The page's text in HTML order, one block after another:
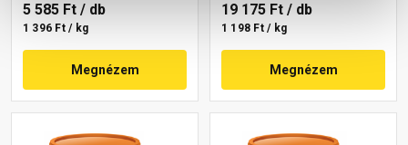
5 585 Ft / db
1 396 Ft / kg
Megnézem
19 175 Ft / db
1 198 Ft / kg
Megnézem